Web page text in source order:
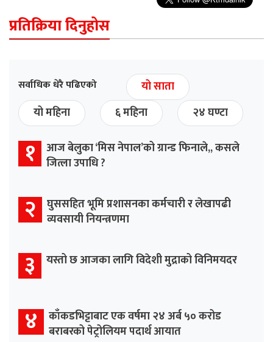
प्रतिक्रिया दिनुहोस
सर्वाधिक धेरै पढिएको
यो साता
यो महिना
६ महिना २४ घण्टा
१
आज बेलुका ‘मिस नेपाल’को ग्रान्ड फिनाले,, कसले
जित्ला उपाधि ?
२
घुससहित भूमि प्रशासनका कर्मचारी र लेखापढी
व्यवसायी नियन्त्रणमा
३ यस्तो छ आजका लागि विदेशी मुद्राको विनिमयदर
४
काँकडभिट्टाबाट एक वर्षमा २४ अर्ब ५० करोड
बराबरको पेट्रोलियम पदार्थ आयात